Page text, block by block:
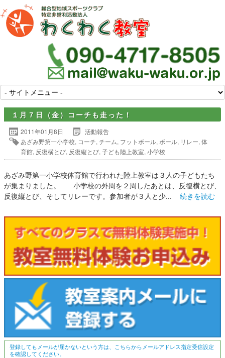
１月７日（金）コーチも走った！
2011年01月8日
活動報告
あざみ野第一小学校, コーチ, チーム, フットボール, ボール, リレー, 体
育館, 反復横とび, 反復縦とび, 子ども陸上教室, 小学校
あざみ野第一小学校体育館で行われた陸上教室は３人の子どもたち
が集まりました。 小学校の外周を２周したあとは、反復横とび、
反復縦とび、そしてリレーです。参加者が３人と少... 続きを読む
登録してもメールが届かないという方は、こちらからメールアドレス指定受信設定
を確認してください。